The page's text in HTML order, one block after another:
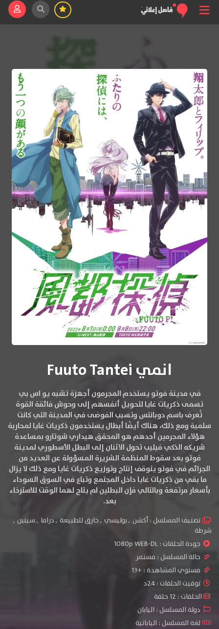
انمي Fuuto Tantei
في مدينة فوتو يستخدم المجرمون أجهزة تشبه يو اس بي
تسمى ذكريات غايا لتحويل أنفسهم إلى وحوش فائقة القوة
تُعرف باسم دوبانتس وتسبب الفوضى في المدينة التي كانت
سلمية ومع ذلك، هناك أيضًا أبطال يستخدمون ذكريات غايا لمحاربة
هؤلاء المجرمين أحدهم هو المحقق هيداري شوتارو بمساعدة
شريكه الذكي فيليب تحول الاثنان إلى البطل الأسطوري لمدينة
فوتو بعد سقوط المنظمة الشريرة المسؤولة عن العديد من
الجرائم في فوتو يتوقف إنتاج وتوزيع ذكريات غايا ومع ذلك لا يزال
ما بقي من ذكريات غايا داخل المجتمع وتباع في السوق السوداء
بأسعار مرتفعة وبالتالي فإن البطلين لم يتاح لهما الوقت للاسترخاء
بعد.
تصنيف المسلسل :أكشن ,بوليسي ,خارق للطبيعة ,دراما ,سينين ,
شرطة
جودة الحلقات :1080p WEB-DL
حالة المسلسل : مستمر
مستوي المشاهدة : +13
توقيت الحلقات : 24د
الحلقات : 12 حلقة
دولة المسلسل : اليابان
لغة المسلسل : اليابانية